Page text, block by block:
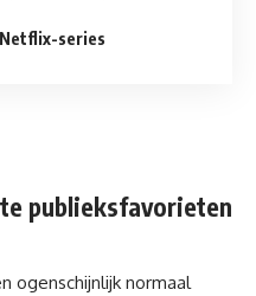
series
publieksfavorieten
ogenschijnlijk normaal